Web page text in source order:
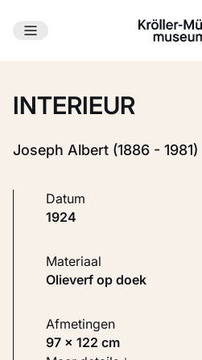
Ga naar hoofdinhoud
INTERIEUR
Joseph Albert (1886 - 1981)
Datum
1924
Materiaal
Olieverf op doek
Afmetingen
97 × 122 cm